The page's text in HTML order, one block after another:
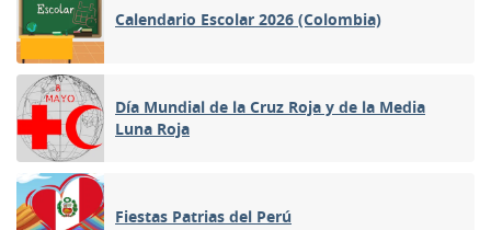
Calendario Escolar 2026 (Colombia)
Día Mundial de la Cruz Roja y de la Media
Luna Roja
Fiestas Patrias del Perú